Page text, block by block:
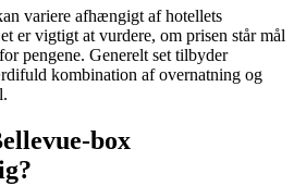
variere afhængigt af hotellets
er vigtigt at vurdere, om prisen står mål
pengene. Generelt set tilbyder
kombination af overnatning og
box